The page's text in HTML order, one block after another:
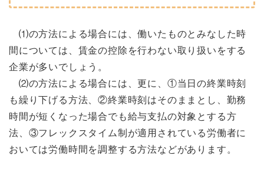
⑴の方法による場合には、働いたものとみなした時
間については、賃金の控除を行わない取り扱いをする
企業が多いでしょう。
⑵の方法による場合には、更に、①当日の終業時刻
も繰り下げる方法、②終業時刻はそのままとし、勤務
時間が短くなった場合でも給与支払の対象とする方
法、③フレックスタイム制が適用されている労働者に
おいては労働時間を調整する方法などがあります。